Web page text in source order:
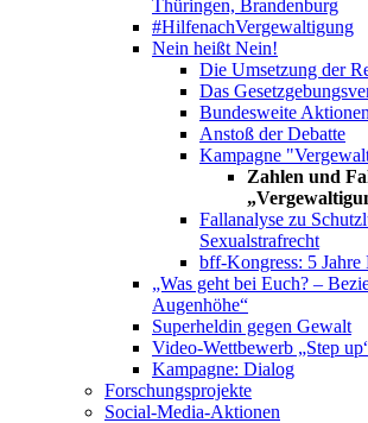
Thüringen, Brandenburg
#HilfenachVergewaltigung
Nein heißt Nein!
Die Umsetzung der
Das
Bundesweite Aktionen
Anstoß der Debatte
Kampagne
Zahlen und
Fallanalyse zu
Sexualstrafrecht
bff-Kongress: 5
„Was geht bei Euch? –
Augenhöhe“
Superheldin gegen Gewalt
Video-Wettbewerb „Step
Kampagne: Dialog
Forschungsprojekte
Social-Media-Aktionen